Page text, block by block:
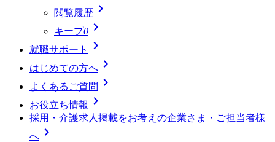
閲覧履歴 
キープ0 
就職サポート 
はじめての方へ 
よくあるご質問 
お役立ち情報 
採用・介護求人掲載をお考えの企業さま・ご担当者様
へ 